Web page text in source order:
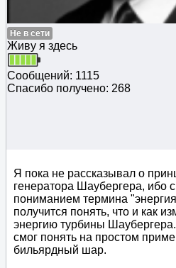
Не в сети
Живу я здесь
Сообщений: 1115
Спасибо получено: 268
Я пока не рассказывал о
генератора Шаубергера, ибо
пониманием термина
получится понять, что и как
энергию турбины
смог понять на простом
бильярдный шар.